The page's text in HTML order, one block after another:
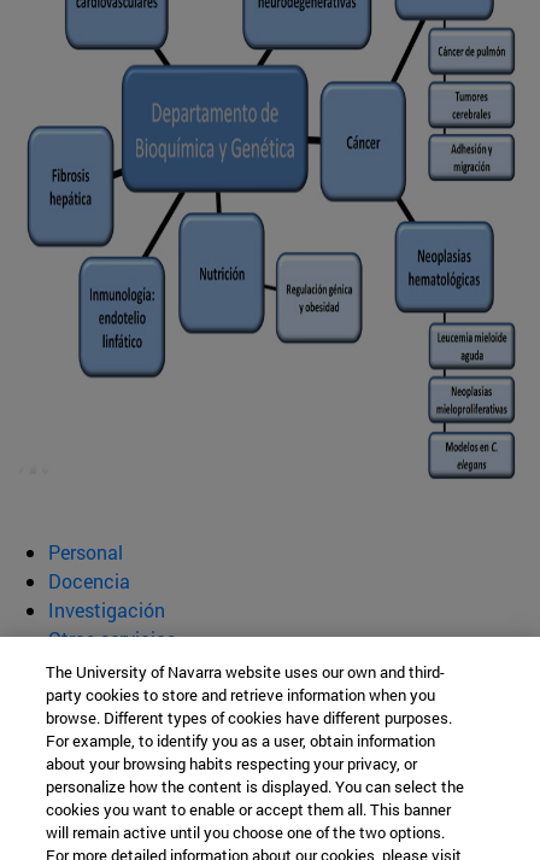
Personal
Docencia
Investigación
Otros servicios
Departamento de Bioquímica y
Genética
Facultad de Ciencias
The University of Navarra website uses our own and third-
party cookies to store and retrieve information when you
browse. Different types of cookies have different purposes.
For example, to identify you as a user, obtain information
about your browsing habits respecting your privacy, or
personalize how the content is displayed. You can select the
cookies you want to enable or accept them all. This banner
will remain active until you choose one of the two options.
For more detailed information about our cookies, please visit